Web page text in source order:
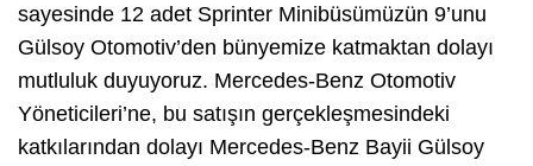
sayesinde 12 adet Sprinter Minibüsümüzün 9’unu
Gülsoy Otomotiv’den bünyemize katmaktan dolayı
mutluluk duyuyoruz. Mercedes-Benz Otomotiv
Yöneticileri’ne, bu satışın gerçekleşmesindeki
katkılarından dolayı Mercedes-Benz Bayii Gülsoy